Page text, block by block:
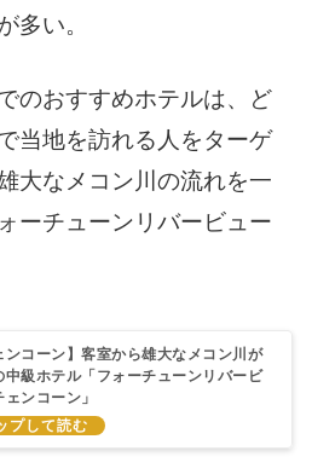
多い。
のおすすめホテルは、ど
当地を訪れる人をターゲ
大なメコン川の流れを一
ーチューンリバービュー
ンコーン】客室から雄大なメコン川が
中級ホテル「フォーチューンリバービ
ェンコーン」